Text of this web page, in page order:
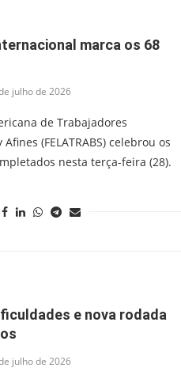
marca os 68
julho de 2026
de Trabajadores
(FELATRABS) celebrou os
nesta terça-feira (28).
e nova rodada
julho de 2026